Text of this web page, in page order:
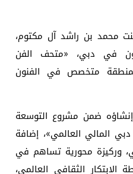
محمد بن راشد آل مكتوم،
في دبي، «متحف الفن
متخصص في الفنون
ضمن مشروع التوسعة
المالي العالمي»، إضافة
وركيزة محورية تساهم في
الابتكار الثقافي العالمي،